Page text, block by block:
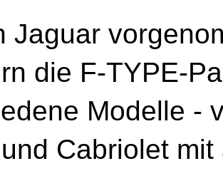
Jaguar
die F-TYPE-
Modelle -
Cabriolet